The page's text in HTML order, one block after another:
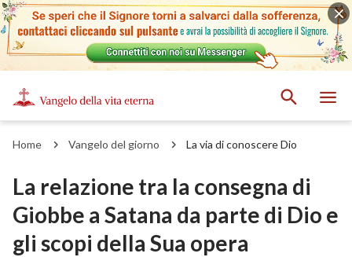
Home Vangelo del giorno La via di conoscere Dio
La relazione tra la consegna di
Giobbe a Satana da parte di Dio e
gli scopi della Sua opera